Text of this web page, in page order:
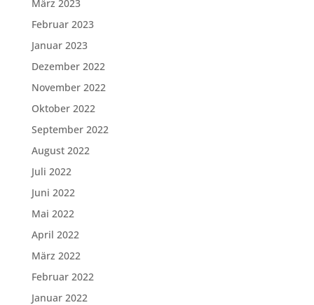
März 2023
Februar 2023
Januar 2023
Dezember 2022
November 2022
Oktober 2022
September 2022
August 2022
Juli 2022
Juni 2022
Mai 2022
April 2022
März 2022
Februar 2022
Januar 2022